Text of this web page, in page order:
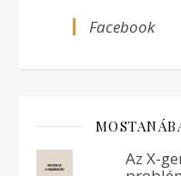
Facebook
Az X-